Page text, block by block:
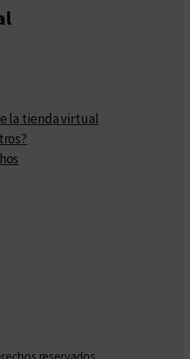
la tienda virtual